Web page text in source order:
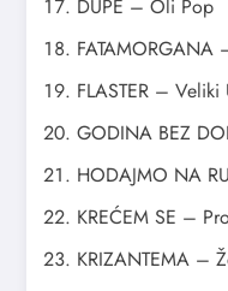
DUPE – Oli Pop
FATAMORGANA
FLASTER –
GODINA BEZ
HODAJMO NA
KREĆEM SE –
KRIZANTEMA –